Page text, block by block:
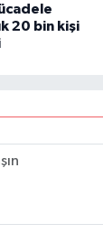
20 bin kişi